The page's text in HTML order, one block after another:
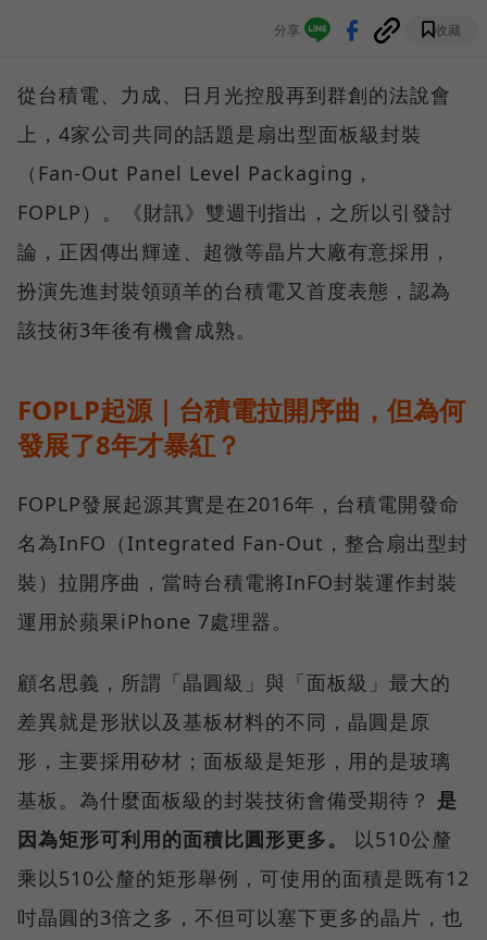
分享 收藏
從台積電、力成、日月光控股再到群創的法說會
上，4家公司共同的話題是扇出型面板級封裝
（Fan-Out Panel Level Packaging，
FOPLP）。《財訊》雙週刊指出，之所以引發討
論，正因傳出輝達、超微等晶片大廠有意採用，
扮演先進封裝領頭羊的台積電又首度表態，認為
該技術3年後有機會成熟。
FOPLP起源｜台積電拉開序曲，但為何
發展了8年才暴紅？
FOPLP發展起源其實是在2016年，台積電開發命
名為InFO（Integrated Fan-Out，整合扇出型封
裝）拉開序曲，當時台積電將InFO封裝運作封裝
運用於蘋果iPhone 7處理器。
顧名思義，所謂「晶圓級」與「面板級」最大的
差異就是形狀以及基板材料的不同，晶圓是原
形，主要採用矽材；面板級是矩形，用的是玻璃
基板。為什麼面板級的封裝技術會備受期待？ 是
因為矩形可利用的面積比圓形更多。
以510公釐
乘以510公釐的矩形舉例，可使用的面積是既有12
吋晶圓的3倍之多，不但可以塞下更多的晶片，也